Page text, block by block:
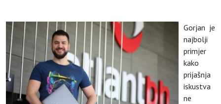
Gorjan je
najbolji
primjer
kako
prijašnja
iskustva
ne